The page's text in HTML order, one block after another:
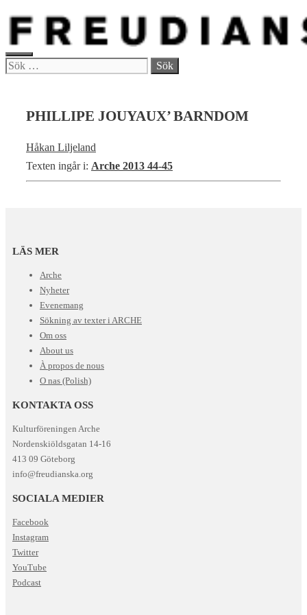
Hoppa
innehåll
MENY
Sök
PHILLIPE JOUYAUX’ BARNDOM
Håkan Liljeland
Texten ingår i: Arche 2013 44-45
LÄS MER
Arche
Nyheter
Evenemang
Sökning av texter i ARCHE
Om oss
About us
À propos de nous
O nas (Polish)
KONTAKTA OSS
Kulturföreningen Arche
Nordenskiöldsgatan 14-16
413 09 Göteborg
info@freudianska.org
SOCIALA MEDIER
Facebook
Instagram
Twitter
YouTube
Podcast